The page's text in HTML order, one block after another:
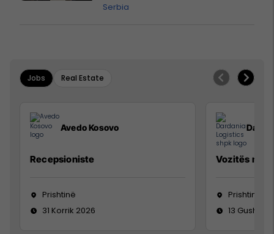
Serbia
Jobs Real Estate
Avedo Kosovo
Recepsioniste
Prishtinë
31 Korrik 2026
Vozitës me
Prishtinë
13 Gusht